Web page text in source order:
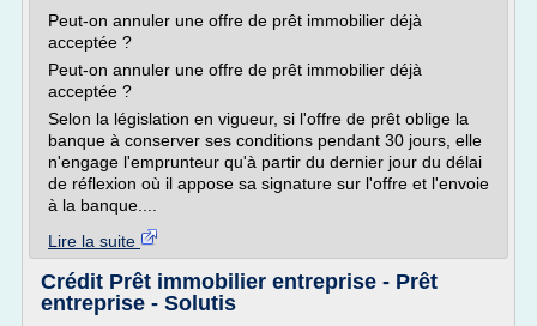
Peut-on annuler une offre de prêt immobilier déjà
acceptée ?
Peut-on annuler une offre de prêt immobilier déjà
acceptée ?
Selon la législation en vigueur, si l'offre de prêt oblige la
banque à conserver ses conditions pendant 30 jours, elle
n'engage l'emprunteur qu'à partir du dernier jour du délai
de réflexion où il appose sa signature sur l'offre et l'envoie
à la banque....
Lire la suite
Crédit Prêt immobilier entreprise - Prêt
entreprise - Solutis